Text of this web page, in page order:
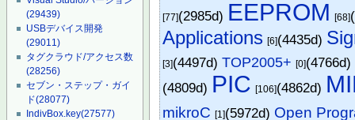
(29439)
USBデバイス開発
(29011)
タグクラウド/アクセス数
(28256)
セブン・ステップ・ガイ
ド(28077)
IndivBox.key(27577)
[77](2985d) EEPROM [68]
Applications [6](4435d)
[3](4497d)TOP2005+ [0](4766d)
(4809d) PIC [106](4862d)
mikroC [1](5972d) Open